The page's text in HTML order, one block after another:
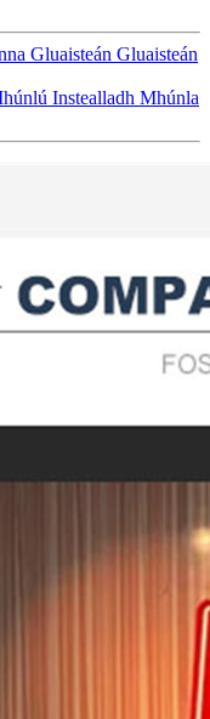
Gluaisteán Gluaisteán
Instealladh Mhúnla